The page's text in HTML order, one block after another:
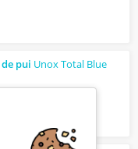
de pui Unox Total Blue